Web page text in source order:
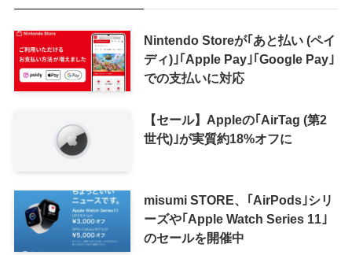
Nintendo Storeが｢あと払い (ペイ
ディ)｣｢Apple Pay｣｢Google Pay｣
での支払いに対応
【セール】Appleの｢AirTag (第2
世代)｣が実質約18%オフに
misumi STORE、｢AirPods｣シリ
ーズや｢Apple Watch Series 11｣
のセールを開催中